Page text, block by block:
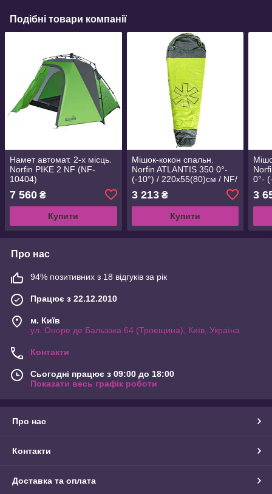
Подібні товари компанії
Намет автомат. 2-х місць.
Norfin PIKE 2 NF (NF-
10404)
7 560 ₴
Купити
Мішок-кокон спальн.
Norfin ATLANTIS 350 0°-
(-10°) / 220х55(80)см / NF/
3 213₴
Купити
0°-
3
Про нас
94% позитивних з 18 відгуків за рік
Працює з 22.12.2010
м. Київ
ул. Оноре де Бальзака 64 (Троещина), Київ, Україна
Контакти
Сьогодні працює з 09:00 до 18:00
Показати весь графік роботи
Про нас
Контакти
Доставка та оплата